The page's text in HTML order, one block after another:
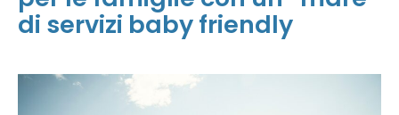
di servizi baby friendly